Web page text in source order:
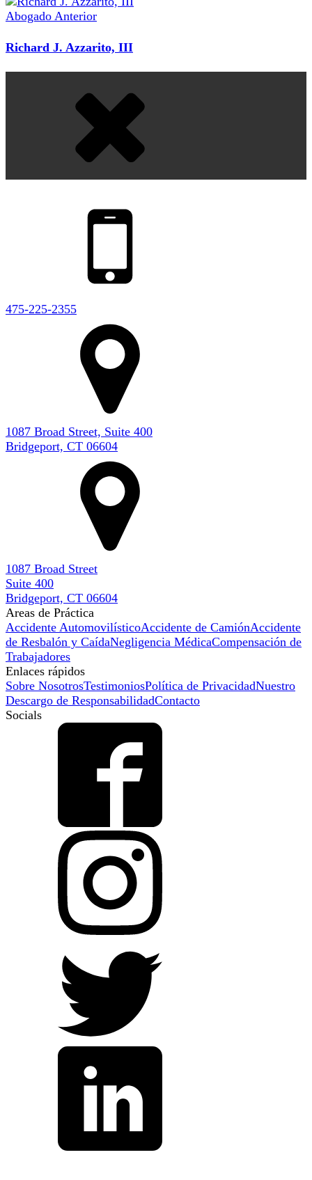
Abogado Anterior
Richard J. Azzarito, III
475-225-2355
1087 Broad Street, Suite 400
Bridgeport, CT 06604
1087 Broad Street
Suite 400
Bridgeport, CT 06604
Areas de Práctica
Accidente AutomovilísticoAccidente de CamiónAccidente
de Resbalón y CaídaNegligencia MédicaCompensación de
Trabajadores
Enlaces rápidos
Sobre NosotrosTestimoniosPolítica de PrivacidadNuestro
Descargo de ResponsabilidadContacto
Socials